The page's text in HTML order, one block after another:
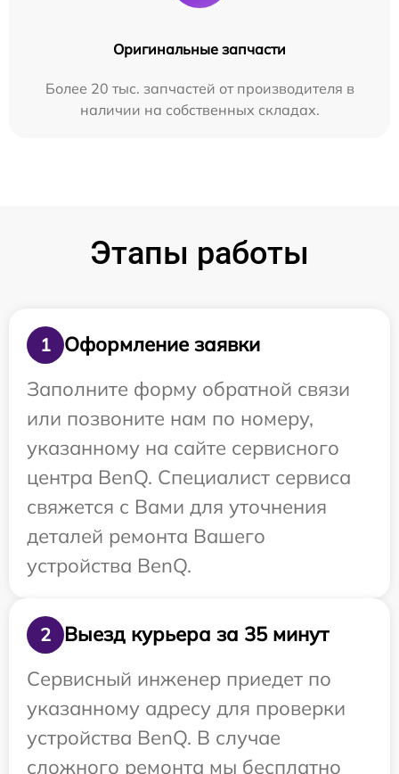
Оригинальные запчасти
Более 20 тыс. запчастей от производителя в
наличии на собственных складах.
Этапы работы
1
Оформление заявки
Заполните форму обратной связи
или позвоните нам по номеру,
указанному на сайте сервисного
центра BenQ. Специалист сервиса
свяжется с Вами для уточнения
деталей ремонта Вашего
устройства BenQ.
2
Выезд курьера за 35 минут
Сервисный инженер приедет по
указанному адресу для проверки
устройства BenQ. В случае
сложного ремонта мы бесплатно